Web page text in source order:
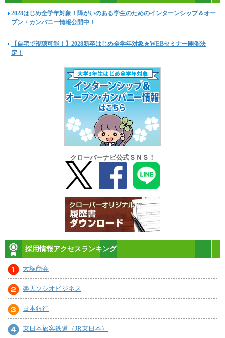
2028はじめ全学年対象！障がいのある学生のためのインターンシップ＆オー
プン・カンパニー情報公開中！
【自宅で視聴可能！】2028新卒はじめ全学年対象★WEBセミナー開催決
定！
クローバーナビ公式ＳＮＳ！
採用情報アクセスランキング
大塚商会
楽天ソシオビジネス
日本銀行
東日本旅客鉄道（JR東日本）